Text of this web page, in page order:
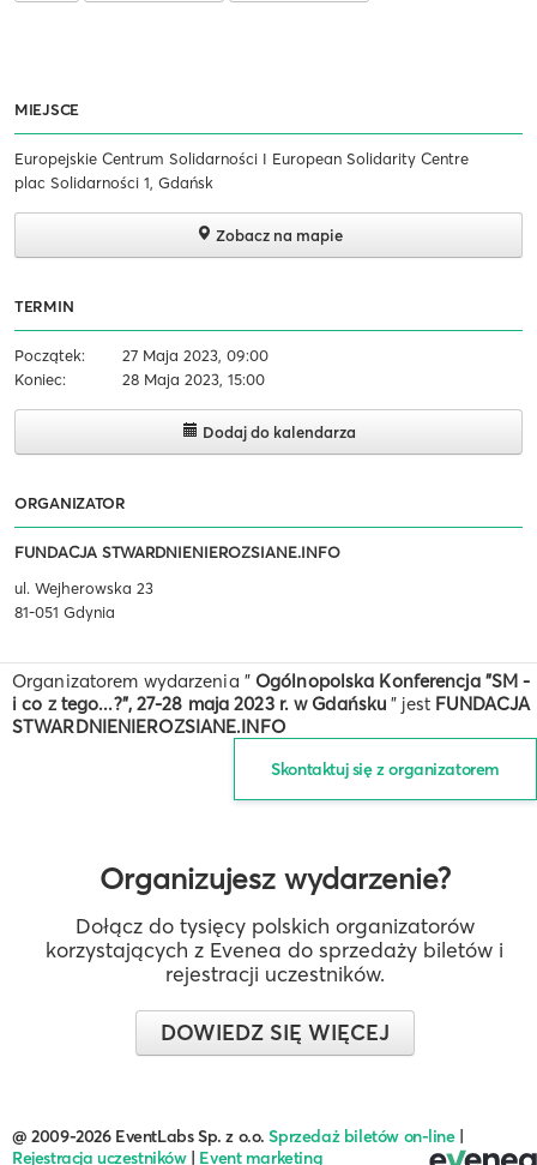
MIEJSCE
Europejskie Centrum Solidarności I European Solidarity Centre
plac Solidarności 1, Gdańsk
Zobacz na mapie
TERMIN
Początek:
27 Maja 2023, 09:00
Koniec:
28 Maja 2023, 15:00
Dodaj do kalendarza
ORGANIZATOR
FUNDACJA STWARDNIENIEROZSIANE.INFO
ul. Wejherowska 23
81-051 Gdynia
Organizatorem wydarzenia " Ogólnopolska Konferencja "SM -
i co z tego...?", 27-28 maja 2023 r. w Gdańsku " jest FUNDACJA
STWARDNIENIEROZSIANE.INFO
Skontaktuj się z organizatorem
Organizujesz wydarzenie?
Dołącz do tysięcy polskich organizatorów
korzystających z Evenea do sprzedaży biletów i
rejestracji uczestników.
DOWIEDZ SIĘ WIĘCEJ
@ 2009-2026 EventLabs Sp. z o.o.Sprzedaż biletów on-line|
Rejestracja uczestników| Event marketing